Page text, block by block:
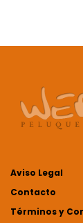
Aviso Legal
Contacto
Términos y